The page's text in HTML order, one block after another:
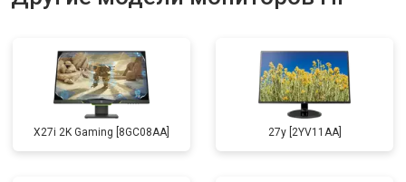
X27i 2K Gaming [8GC08AA] 27y [2YV11AA]